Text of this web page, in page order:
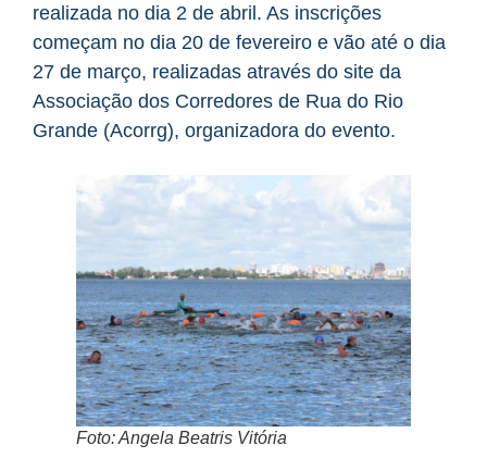
realizada no dia 2 de abril. As inscrições
começam no dia 20 de fevereiro e vão até o dia
27 de março, realizadas através do site da
Associação dos Corredores de Rua do Rio
Grande (Acorrg), organizadora do evento.
Foto: Angela Beatris Vitória